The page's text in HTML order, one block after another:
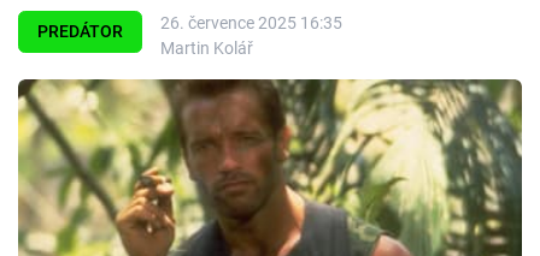
Témata
Filmy
Seriály
Hry
PREDÁTOR
26. července 2025 16:35
Martin Kolář